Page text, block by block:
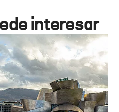
interesar